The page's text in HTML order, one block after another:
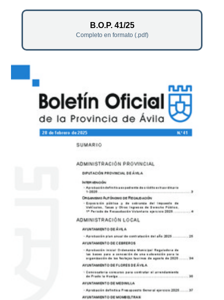
B.O.P. 41/25
Completo en formato (.pdf)